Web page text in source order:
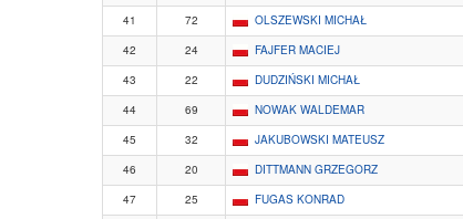
41
72 OLSZEWSKI MICHAŁ
42
24 FAJFER MACIEJ
43
22 DUDZIŃSKI MICHAŁ
44
69 NOWAK WALDEMAR
45
32 JAKUBOWSKI MATEUSZ
46
20 DITTMANN GRZEGORZ
47
25 FUGAS KONRAD